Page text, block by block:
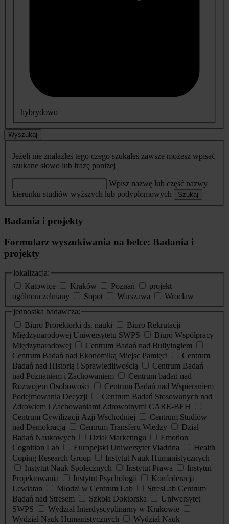
hybrydowo
Wyszukaj
Jeżeli nie znalazłeś tego czego szukałeś zawsze możesz wpisać
szukane słowo lub frazę poniżej
Wpisz nazwę lub część nazwy
kierunku studiów wyższych lub podyplomowych
Szukaj
Badania i projekty
Formularz wyszukiwania na belce: Badania i
projekty
lokalizacja:
Katowice
Kraków Poznań
projekt
ogólnouczelniany
Sopot Warszawa
Wrocław
jednostka badawcza:
Biuro Prorektorki ds. nauki
Biuro Rekrutacji
Międzynarodowej Uniwersytetu SWPS
Biuro Współpracy
Międzynarodowej
Centrum Badań nad Bullyingiem
Centrum Badań nad Ekonomiką Miejsc Pamięci
Centrum
Badań nad Historią i Sprawiedliwością
Centrum Badań
nad Poznaniem i Zachowaniem
Centrum badań nad
Rozwojem Osobowości
Centrum Badań nad Wspieraniem
Podejmowania Decyzji
Centrum Badań Stosowanych nad
Zdrowiem i Zachowaniami Zdrowotnymi CARE-BEH
Centrum Cywilizacji Azji Wschodniej
Centrum Studiów
nad Demokracją
Centrum Transferu Wiedzy
Dział
Badań Naukowych
Dział Marketingu
Emotion
Cognition Lab
Europejski Uniwersytet Viadrina
Health
Coping Research Group
Instytut Nauk Humanistycznych
Instytut Nauk Społecznych
Instytut Prawa
Instytut
Projektowania
Instytut Psychologii
Konfederacja
Lewiatan
Młodzi w Centrum Lab
StresLab Centrum
Badań nad Stresem
Szkoła Doktorska
Uniwersytet
SWPS
Wydział Interdyscyplinarny w Krakowie
Wydział Nauk Humanistycznych
Wydział Nauk